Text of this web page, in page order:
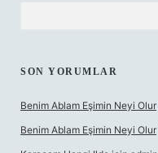
SON YORUMLAR
Benim Ablam Eşimin Neyi Olur
Benim Ablam Eşimin Neyi Olur